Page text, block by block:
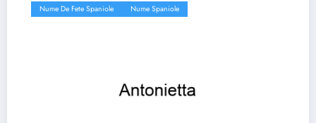
Nume De Fete Spaniole Nume Spaniole